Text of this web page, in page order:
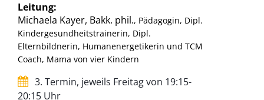
Leitung:
Michaela Kayer, Bakk. phil., Pädagogin, Dipl.
Kindergesundheitstrainerin, Dipl.
Elternbildnerin, Humanenergetikerin und TCM
Coach, Mama von vier Kindern
3. Termin, jeweils Freitag von 19:15-
20:15 Uhr